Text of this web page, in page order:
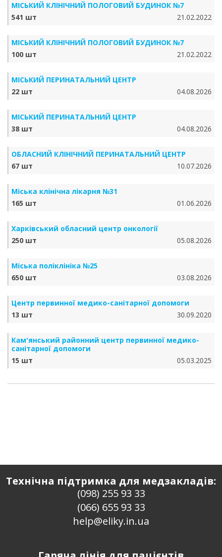
МІСЬКИЙ КЛІНІЧНИЙ ПОЛОГОВИЙ БУДИНОК №7
541 шт
21.02.2022
МІСЬКИЙ КЛІНІЧНИЙ ПОЛОГОВИЙ БУДИНОК №7
100 шт
21.02.2022
МІСЬКИЙ ПЕРИНАТАЛЬНИЙ ЦЕНТР
22 шт
04.08.2026
МІСЬКИЙ ПЕРИНАТАЛЬНИЙ ЦЕНТР
38 шт
04.08.2026
ОБЛАСНИЙ КЛІНІЧНИЙ ПЕРИНАТАЛЬНИЙ ЦЕНТР
67 шт
10.07.2026
Міська клінічна лікарня №31
165 шт
01.06.2026
Харківський обласний центр онкології
250 шт
05.08.2026
Міська поліклініка №25
650 шт
03.08.2026
Центр первинної медико-санітарної допомоги
13 шт
30.09.2020
Кам'янський районний центр первинної медико-
санітарної допомоги
15 шт
05.03.2025
Технічна підтримка для медзакладів:
(098) 255 93 33
(066) 655 93 33
help@eliky.in.ua